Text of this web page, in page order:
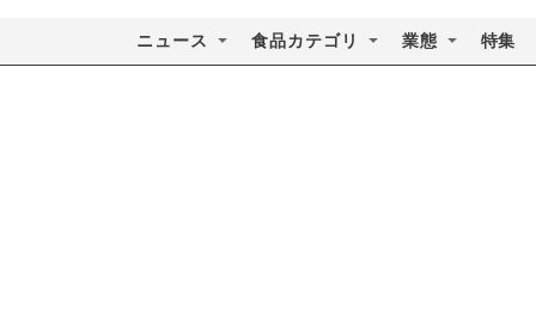
ニュース 食品カテゴリ 業態 特集